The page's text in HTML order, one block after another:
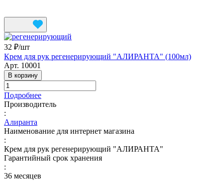
32 ₽/шт
Крем для рук регенерирующий "АЛИРАНТА" (100мл)
Арт. 10001
В корзину
Подробнее
Производитель
:
Алиранта
Наименование для интернет магазина
:
Крем для рук регенерирующий "АЛИРАНТА"
Гарантийный срок хранения
:
36 месяцев